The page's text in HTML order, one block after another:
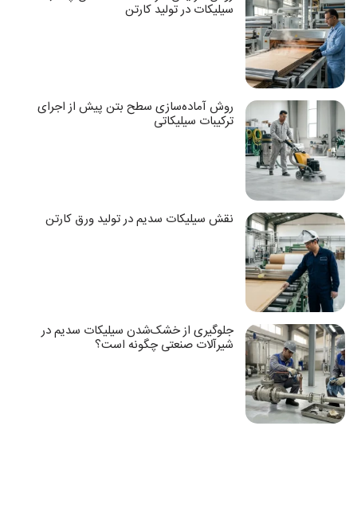
سیلیکات در تولید کارتن
روش آماده‌سازی سطح بتن پیش از اجرای
ترکیبات سیلیکاتی
نقش سیلیکات سدیم در تولید ورق کارتن
جلوگیری از خشک‌شدن سیلیکات سدیم در
شیرآلات صنعتی چگونه است؟